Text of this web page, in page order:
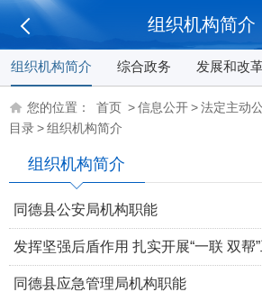
组织机构简介
组织机构简介 综合政务 发展和改
您的位置： 首页 >信息公开>法定主动
目录>组织机构简介
组织机构简介
同德县公安局机构职能
发挥坚强后盾作用 扎实开展“一联 双帮
​同德县应急管理局机构职能